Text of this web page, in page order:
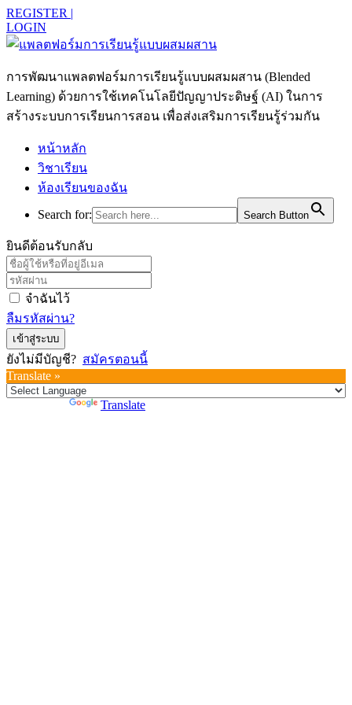
REGISTER |
LOGIN
การพัฒนาแพลตฟอร์มการเรียนรู้แบบผสมผสาน (Blended
Learning) ด้วยการใช้เทคโนโลยีปัญญาประดิษฐ์ (AI) ในการ
สร้างระบบการเรียนการสอน เพื่อส่งเสริมการเรียนรู้ร่วมกัน
หน้าหลัก
วิชาเรียน
ห้องเรียนของฉัน
Search for:
Search Button
ยินดีต้อนรับกลับ
จำฉันไว้
ลืมรหัสผ่าน?
เข้าสู่ระบบ
ยังไม่มีบัญชี? สมัครตอนนี้
Translate »
Translate